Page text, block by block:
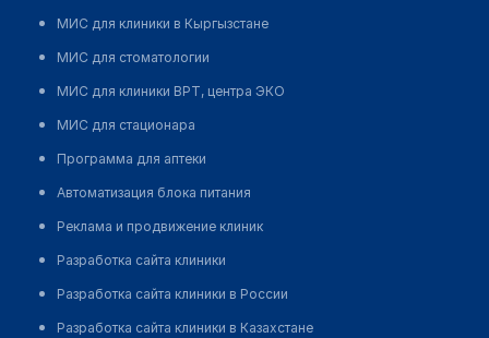
МИС для клиники в Кыргызстане
МИС для стоматологии
МИС для клиники ВРТ, центра ЭКО
МИС для стационара
Программа для аптеки
Автоматизация блока питания
Реклама и продвижение клиник
Разработка сайта клиники
Разработка сайта клиники в России
Разработка сайта клиники в Казахстане